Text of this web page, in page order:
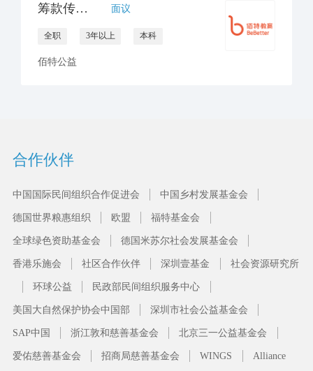
筹款传播经理 面议
全职 3年以上 本科
佰特公益
合作伙伴
中国国际民间组织合作促进会 中国乡村发展基金会
德国世界粮惠组织 欧盟 福特基金会
全球绿色资助基金会 德国米苏尔社会发展基金会
香港乐施会 社区合作伙伴 深圳壹基金 社会资源研究所
环球公益 民政部民间组织服务中心
美国大自然保护协会中国部 深圳市社会公益基金会
SAP中国 浙江敦和慈善基金会 北京三一公益基金会
爱佑慈善基金会 招商局慈善基金会 WINGS Alliance